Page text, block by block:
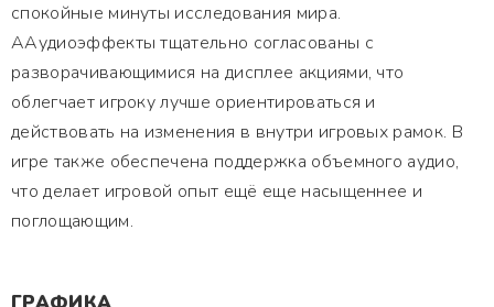
спокойные минуты исследования мира.
ААудиоэффекты тщательно согласованы с
разворачивающимися на дисплее акциями, что
облегчает игроку лучше ориентироваться и
действовать на изменения в внутри игровых рамок. В
игре также обеспечена поддержка объемного аудио,
что делает игровой опыт ещё еще насыщеннее и
поглощающим.